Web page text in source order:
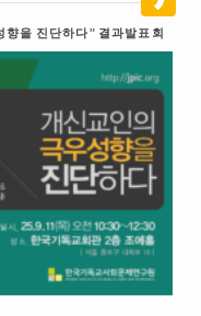
을 진단하다” 결과발표회Kakao